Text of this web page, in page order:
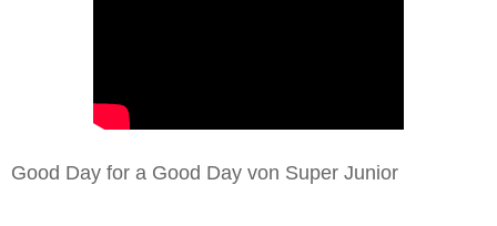
Good Day for a Good Day von Super Junior